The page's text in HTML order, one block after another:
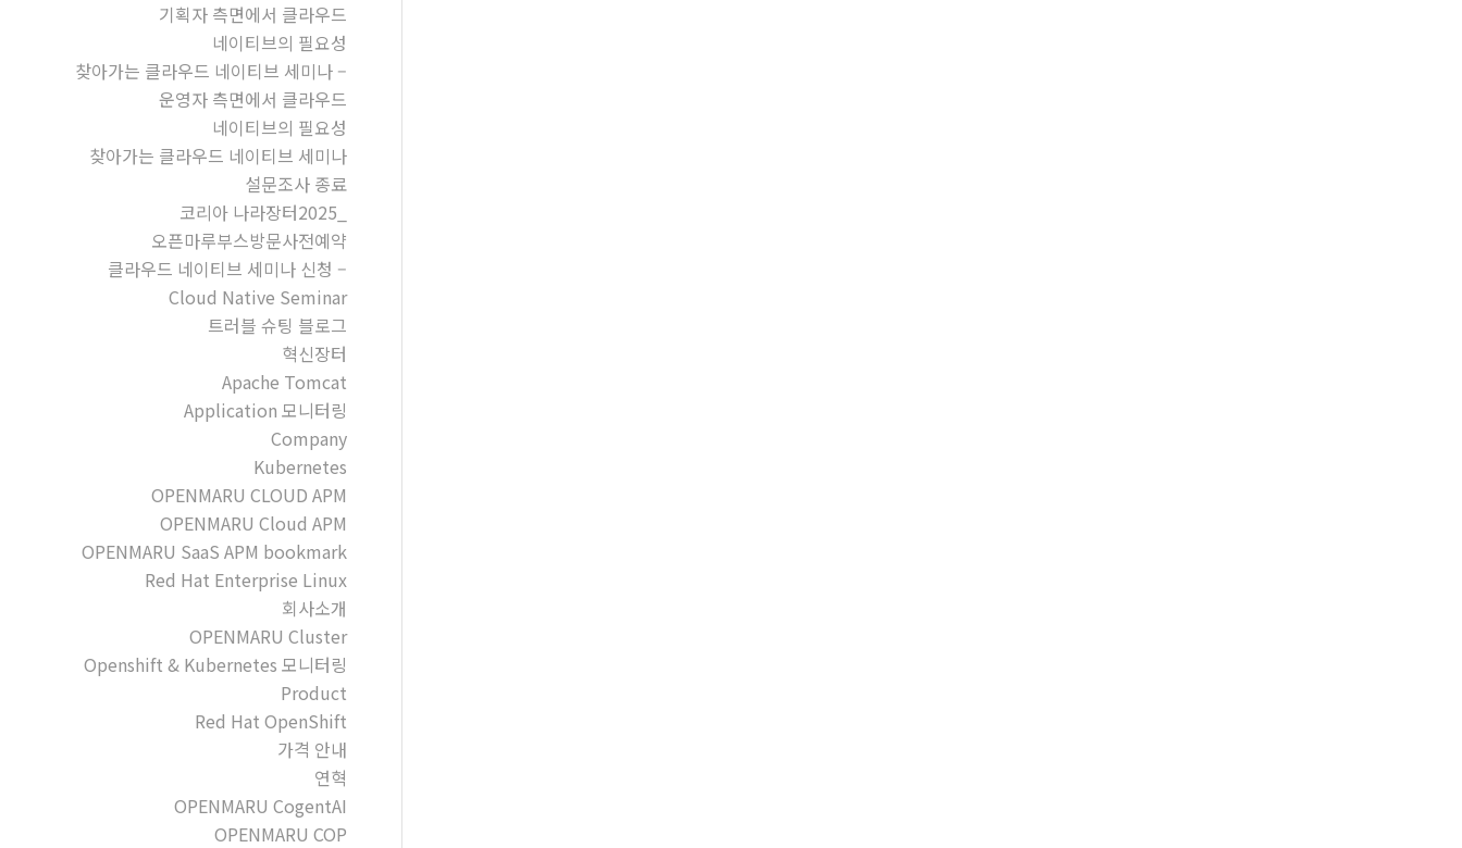
기획자 측면에서 클라우드
네이티브의 필요성
찾아가는 클라우드 네이티브 세미나 –
운영자 측면에서 클라우드
네이티브의 필요성
찾아가는 클라우드 네이티브 세미나
설문조사 종료
코리아 나라장터2025_
오픈마루부스방문사전예약
클라우드 네이티브 세미나 신청 –
Cloud Native Seminar
트러블 슈팅 블로그
혁신장터
Apache Tomcat
Application 모니터링
Company
Kubernetes
OPENMARU CLOUD APM
OPENMARU Cloud APM
OPENMARU SaaS APM bookmark
Red Hat Enterprise Linux
회사소개
OPENMARU Cluster
Openshift & Kubernetes 모니터링
Product
Red Hat OpenShift
가격 안내
연혁
OPENMARU CogentAI
OPENMARU COP